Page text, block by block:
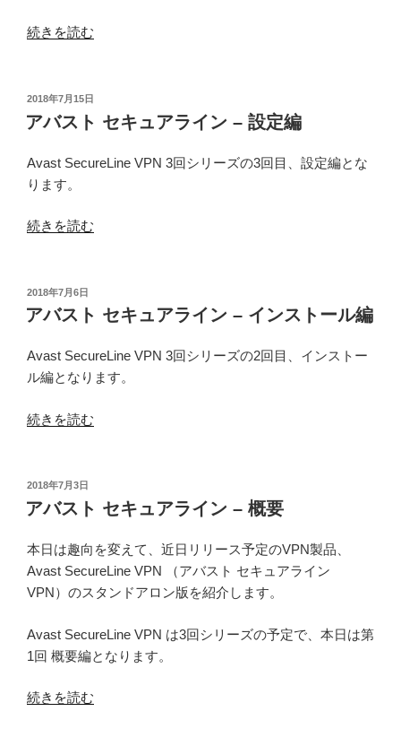
“ア
ト
セ
ュ
ア
イ
ア
ク
ス
ポ
ン
度
比
の
続きを読む
投
稿
日:
2018年7月15日
アバスト セキュアライン – 設定編
Avast SecureLine VPN 3回シリーズの3回目、設定編とな
ります。
“ア
ト
セ
ュ
ア
イ
設
定
の
続きを読む
投
稿
日:
2018年7月6日
アバスト セキュアライン – インストール編
Avast SecureLine VPN 3回シリーズの2回目、インストー
ル編となります。
“ア
ト
セ
ュ
ア
ラ
ン
–
ン
続きを読む
投
稿
日:
2018年7月3日
アバスト セキュアライン – 概要
本日は趣向を変えて、近日リリース予定のVPN製品、
Avast SecureLine VPN （アバスト セキュアライン
VPN）のスタンドアロン版を紹介します。
Avast SecureLine VPN は3回シリーズの予定で、本日は第
1回 概要編となります。
“ア
続きを読む